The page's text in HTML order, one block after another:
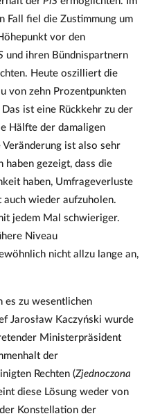
Fall fiel die Zustimmung um
vor den
und ihren Bündnispartnern
Heute oszilliert die
von zehn Prozentpunkten
ist eine Rückkehr zu der
Hälfte der damaligen
ist also sehr
haben gezeigt, dass die
haben, Umfrageverluste
auch wieder aufzuholen.
jedem Mal schwieriger.
Niveau
nicht allzu lange an,
es zu wesentlichen
Jarosław Kaczyński wurde
Ministerpräsident
der
Rechten (Zjednoczona
diese Lösung weder von
Konstellation der